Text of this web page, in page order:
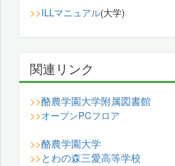
>>ILLマニュアル(大学)
関連リンク
>>酪農学園大学附属図書館
>>オープンPCフロア
>>酪農学園大学
>> とわの森三愛高等学校